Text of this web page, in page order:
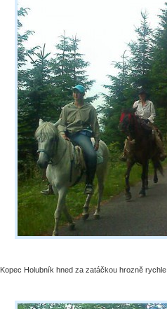
Kopec Holubník hned za zatáčkou hrozně